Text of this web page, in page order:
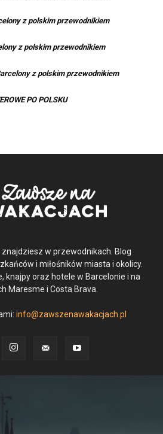
z polskim przewodnikiem
z polskim przewodnikiem
z polskim przewodnikiem
PO POLSKU
znajdziesz w przewodnikach. Blog
i miłośników miasta i okolicy.
knajpy oraz hotele w Barcelonie i na
Maresme i Costa Brava.
info@zawszenawakacjach.pl